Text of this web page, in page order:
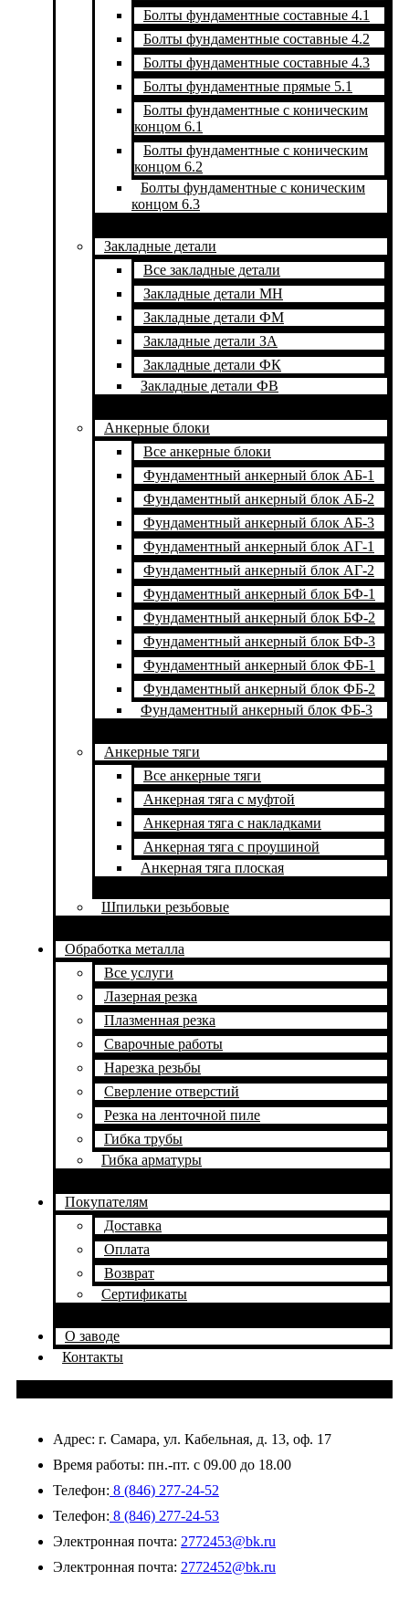
Болты фундаментные составные 4.1
Болты фундаментные составные 4.2
Болты фундаментные составные 4.3
Болты фундаментные прямые 5.1
Болты фундаментные с коническим
концом 6.1
Болты фундаментные с коническим
концом 6.2
Болты фундаментные с коническим
концом 6.3
Закладные детали
Все закладные детали
Закладные детали МН
Закладные детали ФМ
Закладные детали ЗА
Закладные детали ФК
Закладные детали ФВ
Анкерные блоки
Все анкерные блоки
Фундаментный анкерный блок АБ-1
Фундаментный анкерный блок АБ-2
Фундаментный анкерный блок АБ-3
Фундаментный анкерный блок АГ-1
Фундаментный анкерный блок АГ-2
Фундаментный анкерный блок БФ-1
Фундаментный анкерный блок БФ-2
Фундаментный анкерный блок БФ-3
Фундаментный анкерный блок ФБ-1
Фундаментный анкерный блок ФБ-2
Фундаментный анкерный блок ФБ-3
Анкерные тяги
Все анкерные тяги
Анкерная тяга с муфтой
Анкерная тяга с накладками
Анкерная тяга с проушиной
Анкерная тяга плоская
Шпильки резьбовые
Обработка металла
Все услуги
Лазерная резка
Плазменная резка
Сварочные работы
Нарезка резьбы
Сверление отверстий
Резка на ленточной пиле
Гибка трубы
Гибка арматуры
Покупателям
Доставка
Оплата
Возврат
Сертификаты
О заводе
Контакты
Адрес: г. Самара, ул. Кабельная, д. 13, оф. 17
Время работы: пн.-пт. с 09.00 до 18.00
Телефон: 8 (846) 277-24-52
Телефон: 8 (846) 277-24-53
Электронная почта: 2772453@bk.ru
Электронная почта: 2772452@bk.ru